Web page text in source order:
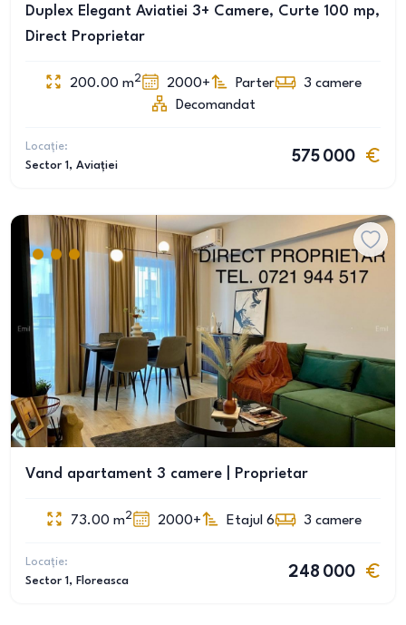
Duplex Elegant Aviatiei 3+ Camere, Curte 100 mp,
Direct Proprietar
200.00 m2 2000+ Parter 3 camere
Decomandat
Locație:
Sector 1 , Aviației
575 000
Vand apartament 3 camere | Proprietar
73.00 m2 2000+ Etajul 6 3 camere
Locație:
Sector 1 , Floreasca
248 000